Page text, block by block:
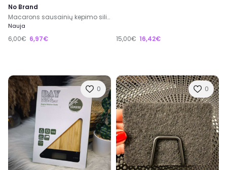
No Brand
Macarons sausainių kepimo silikoninis kilimėlis
Nauja
6,00€ 6,97€ 15,00€ 16,42€
0 0